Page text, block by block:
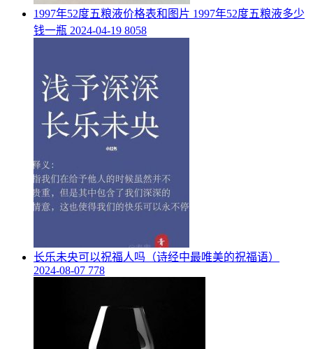
​1997年52度五粮液价格表和图片 1997年52度五粮液多少
钱一瓶 2024-04-19 8058
​长乐未央可以祝福人吗（诗经中最唯美的祝福语）
2024-08-07 778